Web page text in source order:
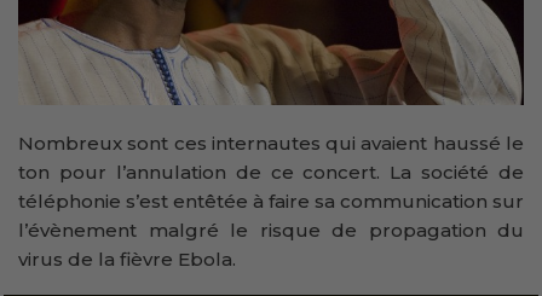
Nombreux sont ces internautes qui avaient haussé le
ton pour l’annulation de ce concert. La société de
téléphonie s’est entêtée à faire sa communication sur
l’évènement malgré le risque de propagation du
virus de la fièvre Ebola.